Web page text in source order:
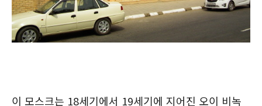
이 모스크는 18세기에서 19세기에 지어진 오이 비녹